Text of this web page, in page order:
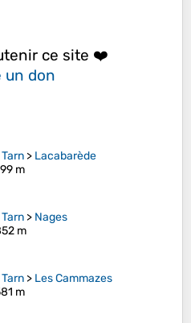
ce site ❤️
un don
Tarn > Lacabarède
m
Tarn > Nages
m
Tarn > Les Cammazes
m